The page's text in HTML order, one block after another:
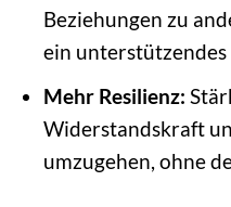
Beziehungen zu
ein
Mehr Resilienz:
Widerstandskraft
umzugehen, ohne